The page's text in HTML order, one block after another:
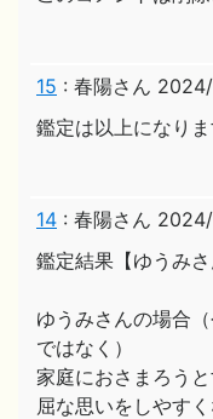
15 : 春陽さん
鑑定は以上になり
14 : 春陽さん
鑑定結果【ゆうみ
ゆうみさんの場合
ではなく）
家庭におさまろう
屈な思いをしやす